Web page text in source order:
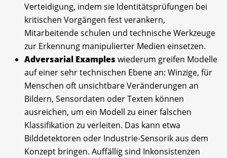
Verteidigung, indem sie Identitätsprüfungen bei
kritischen Vorgängen fest verankern,
Mitarbeitende schulen und technische Werkzeuge
zur Erkennung manipulierter Medien einsetzen.
Adversarial Examples wiederum greifen Modelle
auf einer sehr technischen Ebene an: Winzige, für
Menschen oft unsichtbare Veränderungen an
Bildern, Sensordaten oder Texten können
ausreichen, um ein Modell zu einer falschen
Klassifikation zu verleiten. Das kann etwa
Bilddetektoren oder Industrie-Sensorik aus dem
Konzept bringen. Auffällig sind Inkonsistenzen